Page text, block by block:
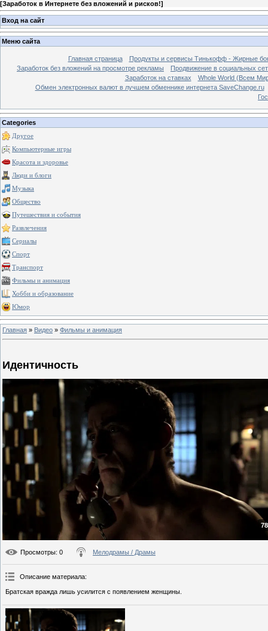
[Заработок в Интернете без вложений и рисков!]
Вход на сайт
Меню сайта
Главная страница
Продукты и сервисы Тинькофф - Жирные
Заработок без вложений на просмотре рекламы
Продвижение в социальных
Заработок на ставках
Whole World (Всем
Обмен электронных валют в лучшем обменнике интернета SaveChange.ru
Categories
Другое
Компьютерные игры
Красота и здоровье
Люди и блоги
Музыка
Общество
Путешествия и события
Развлечения
Сериалы
Спорт
Транспорт
Фильмы и анимация
Хобби и образование
Юмор
Главная » Видео » Фильмы и анимация
Идентичность
Просмотры: 0 Мелодрамы / Драмы
Описание материала:
Братская вражда лишь усилится с появлением женщины.